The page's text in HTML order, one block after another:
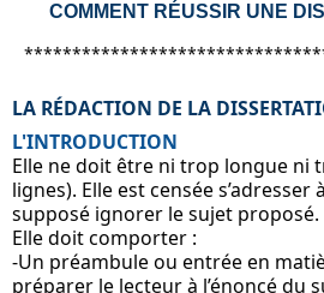
COMMENT RÉUSSIR UNE
LA RÉDACTION DE LA
L'INTRODUCTION
Elle ne doit être ni trop longue ni
lignes). Elle est censée
supposé ignorer le sujet proposé.
Elle doit comporter :
-Un préambule ou entrée en
préparer le lecteur à l’énoncé du